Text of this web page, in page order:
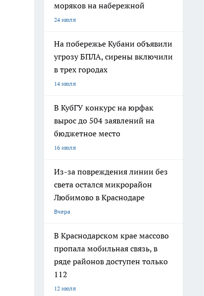
моряков на набережной
24 июля
На побережье Кубани объявили
угрозу БПЛА, сирены включили
в трех городах
14 июля
В КубГУ конкурс на юрфак
вырос до 504 заявлений на
бюджетное место
16 июля
Из-за повреждения линии без
света остался микрорайон
Любимово в Краснодаре
Вчера
В Краснодарском крае массово
пропала мобильная связь, в
ряде районов доступен только
112
12 июля